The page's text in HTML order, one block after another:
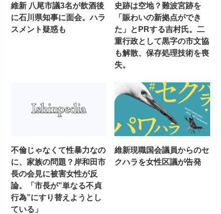
維新 八尾市議3名が飲酒後
に石川県知事に面会。ハラ
スメント疑惑も
史跡は空地？難波宮跡を
「賑わいの新拠点ができ
た」とPRする吉村氏。二
重行政として黒字の市文協
も解散、保存処理技術を喪
失。
不倫じゃなくて性暴力なの
に、家族の問題？岸和田市
長の会見に被害女性が反
論。「市長が”単なる不貞
行為”にすり替えようとし
ている」
維新現職国会議員からのセ
クハラを女性区議が告発